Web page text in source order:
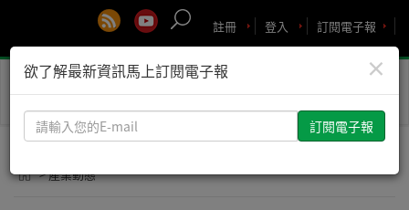
訂閱電子報
登入
註冊
Toggle
> 產業動態
×
欲了解最新資訊馬上訂閱電子報
請
輸
您